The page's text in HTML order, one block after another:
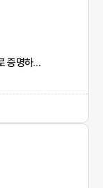
메이크업은 저의 미래이자 즐거움입니다. 열정으로 증명하겠습니다.